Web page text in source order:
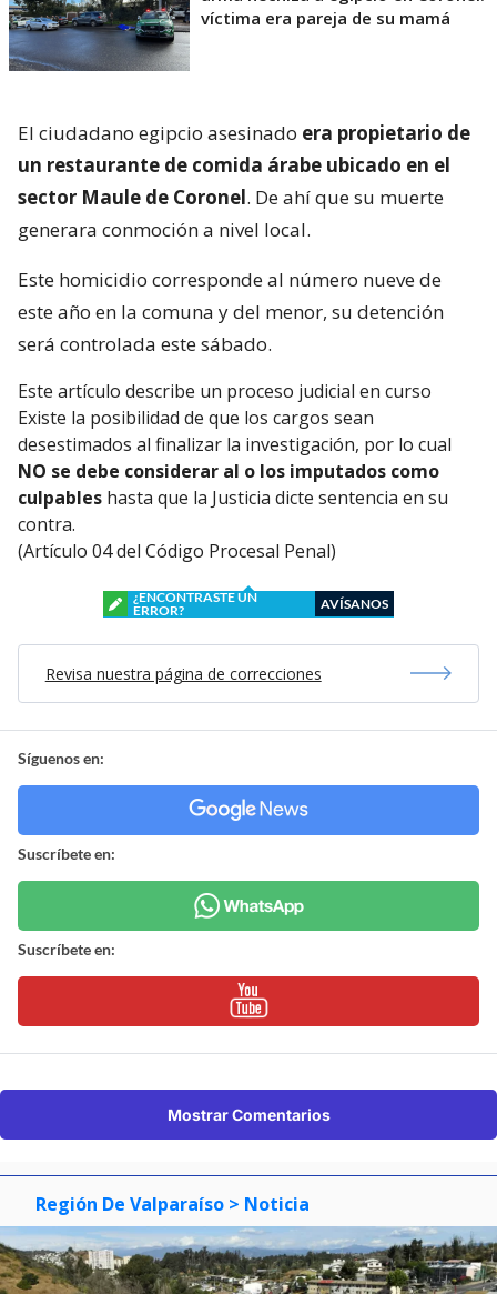
víctima era pareja de su mamá
El ciudadano egipcio asesinado era propietario de
un restaurante de comida árabe ubicado en el
sector Maule de Coronel. De ahí que su muerte
generara conmoción a nivel local.
Este homicidio corresponde al número nueve de
este año en la comuna y del menor, su detención
será controlada este sábado.
Este artículo describe un proceso judicial en curso
Existe la posibilidad de que los cargos sean
desestimados al finalizar la investigación, por lo cual
NO se debe considerar al o los imputados como
culpables hasta que la Justicia dicte sentencia en su
contra.
(Artículo 04 del Código Procesal Penal)
¿ENCONTRASTE UN
ERROR?
AVÍSANOS
Revisa nuestra página de correcciones
Síguenos en:
Suscríbete en:
Suscríbete en:
Mostrar Comentarios
Región De Valparaíso > Noticia